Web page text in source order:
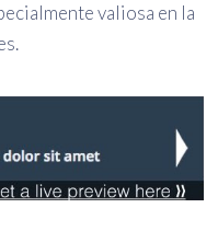
valiosa en la